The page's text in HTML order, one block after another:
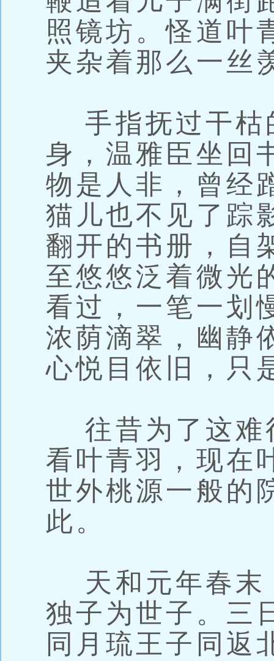
照镜坊。怪道叶
夹杂着那么一丝
手指抚过干枯
身，温雅臣坐回
物是人非，曾经
猫儿也不见了踪
翻开的书册，自
至悠悠泛着微光
看过，一笔一划
浓荫滴翠，幽静
心悦目依旧，只
往昔为了这难
看叶青羽，现在
世外桃源一般的
此。
天和元年春末
独子为世子。三
同月琉王子同返